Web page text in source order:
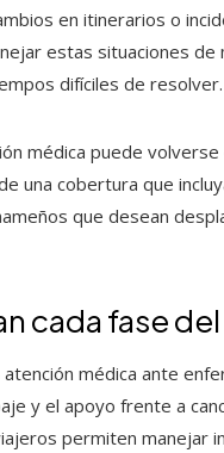
en itinerarios o
estas situaciones
difíciles de resolver.
médica puede
una cobertura que
que desean
cada fase
médica ante
y el apoyo frente a
permiten manejar